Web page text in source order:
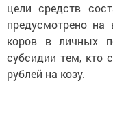
цели средств
предусмотрено
коров в личных
субсидии тем, кто
рублей на козу.